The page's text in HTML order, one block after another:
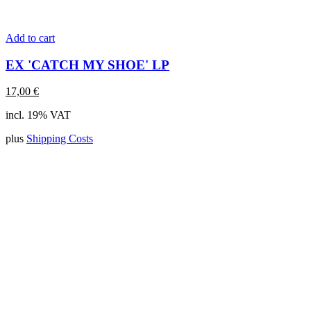
Add to cart
EX 'CATCH MY SHOE' LP
17,00 €
incl. 19% VAT
plus Shipping Costs